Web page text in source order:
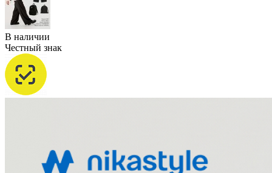
В наличии
Честный знак